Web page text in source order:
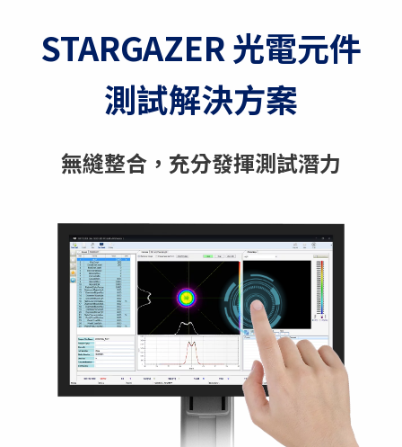
STARGAZER 光電元件
測試解決方案
無縫整合，充分發揮測試潛力